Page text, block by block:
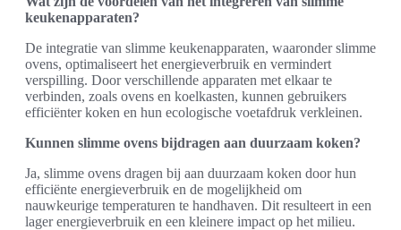
keukenapparaten?
De integratie van slimme keukenapparaten, waaronder slimme
ovens, optimaliseert het energieverbruik en vermindert
verspilling. Door verschillende apparaten met elkaar te
verbinden, zoals ovens en koelkasten, kunnen gebruikers
efficiënter koken en hun ecologische voetafdruk verkleinen.
Kunnen slimme ovens bijdragen aan duurzaam koken?
Ja, slimme ovens dragen bij aan duurzaam koken door hun
efficiënte energieverbruik en de mogelijkheid om
nauwkeurige temperaturen te handhaven. Dit resulteert in een
lager energieverbruik en een kleinere impact op het milieu.